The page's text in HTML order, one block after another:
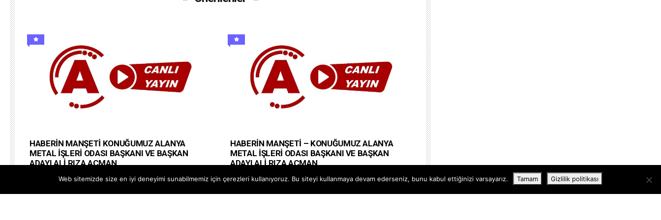
HABERİN MANŞETİ KONUĞUMUZ ALANYA
METAL İŞLERİ ODASI BAŞKANI VE BAŞKAN
ADAYI ALİ RIZA AÇMAN
#alanyapostatv @Alanya PostaTV Web Site
HABERİN MANŞETİ – KONUĞUMUZ ALANYA
METAL İŞLERİ ODASI BAŞKANI VE BAŞKAN
ADAYI ALİ RIZA AÇMAN
#alanyapostatv @Alanya PostaTV Web Site
Web sitemizde size en iyi deneyimi sunabilmemiz için çerezleri kullanıyoruz. Bu siteyi kullanmaya devam ederseniz, bunu kabul ettiğinizi varsayarız. Tamam Gizlilik politikası